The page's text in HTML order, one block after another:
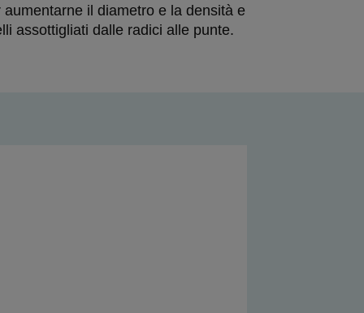
il diametro e la densità e
assottigliati dalle radici alle punte.